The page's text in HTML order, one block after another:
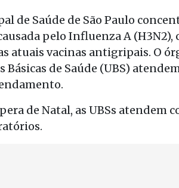
de Saúde de São Paulo
pelo Influenza A
atuais vacinas antigripais. O
Básicas de Saúde (UBS)
de Natal, as UBSs atendem